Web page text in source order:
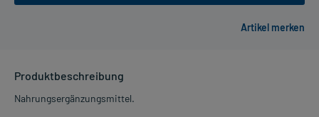
Produktbeschreibung
Nahrungsergänzungsmittel.